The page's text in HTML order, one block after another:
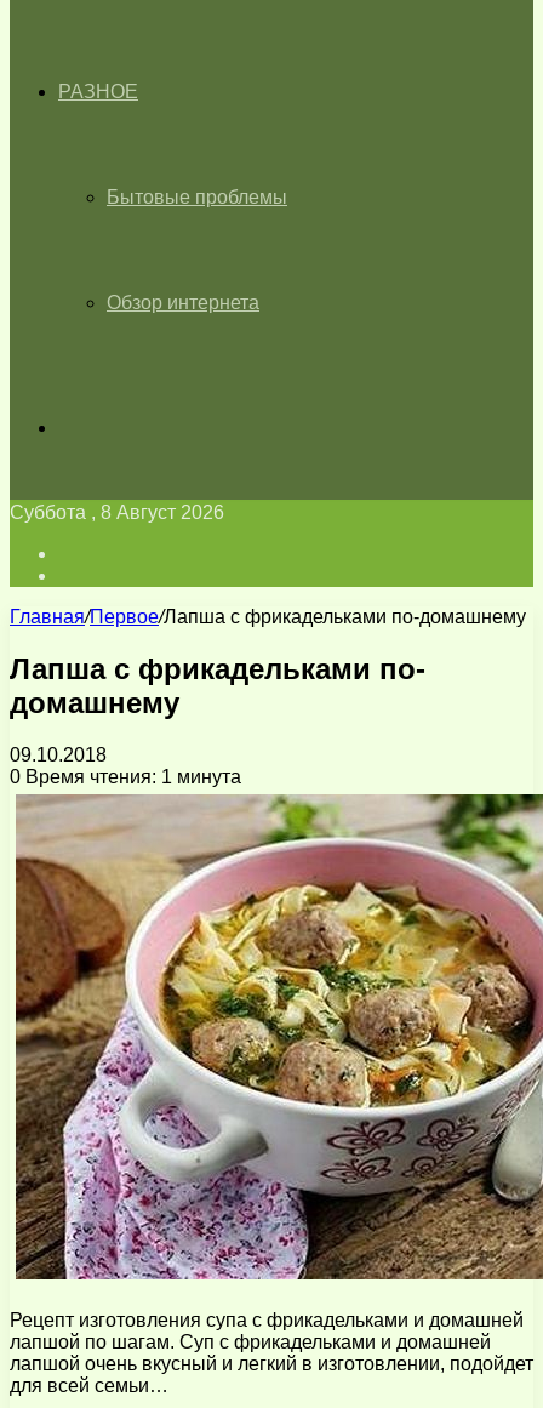
РАЗНОЕ
Бытовые проблемы
Обзор интернета
Суббота , 8 Август 2026
Главная/Первое/Лапша с фрикадельками по-домашнему
Лапша с фрикадельками по-
домашнему
09.10.2018
0 Время чтения: 1 минута
Рецепт изготовления супа с фрикадельками и домашней
лапшой по шагам. Суп с фрикадельками и домашней
лапшой очень вкусный и легкий в изготовлении, подойдет
для всей семьи…